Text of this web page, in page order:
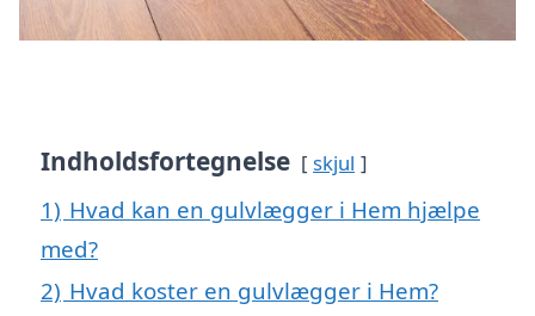
Indholdsfortegnelse skjul
1) Hvad kan en gulvlægger i Hem hjælpe
med?
2) Hvad koster en gulvlægger i Hem?